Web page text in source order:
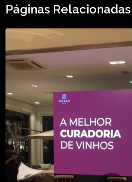
Páginas Relacionadas